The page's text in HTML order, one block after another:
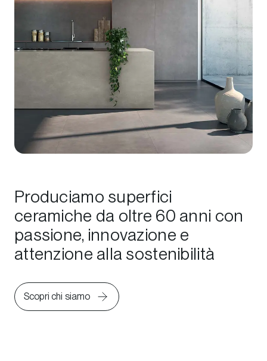
Produciamo superfici
ceramiche da oltre 60 anni con
passione, innovazione e
attenzione alla sostenibilità
Scopri chi siamo